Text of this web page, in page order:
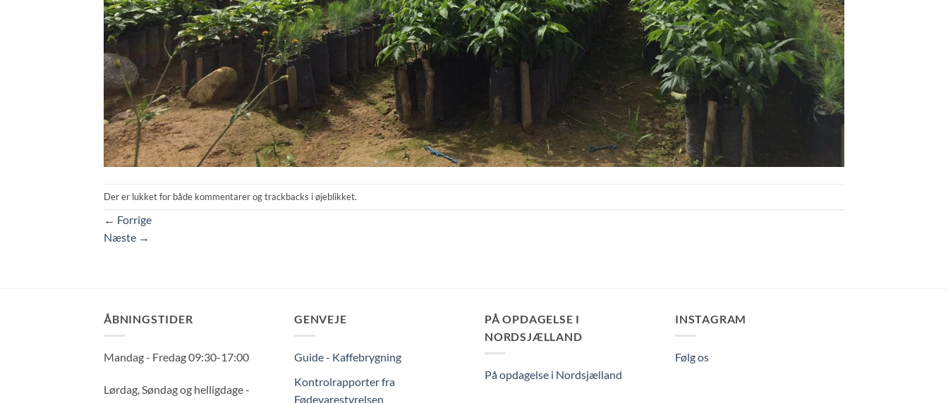
Der er lukket for både kommentarer og trackbacks i øjeblikket.
← Forrige
Næste →
ÅBNINGSTIDER
Mandag - Fredag 09:30-17:00
Lørdag, Søndag og helligdage -
GENVEJE
Guide - Kaffebrygning
Kontrolrapporter fra
Fødevarestyrelsen
PÅ OPDAGELSE I
NORDSJÆLLAND
På opdagelse i Nordsjælland
INSTAGRAM
Følg os